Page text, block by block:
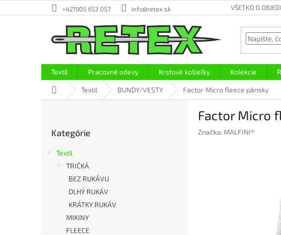
na
+421905 653 057 info@retex.sk VŠETKO O
Textil Pracovné odevy Krstové košieľky Kolekcie
DomovTextil BUNDY/VESTY Factor Micro fleece pánsky
kategórie
Kategórie
Textil
TRIČKÁ
BEZ RUKÁVU
DLHÝ RUKÁV
KRÁTKY RUKÁV
MIKINY
FLEECE
Factor Micro
Značka: MALFINI®